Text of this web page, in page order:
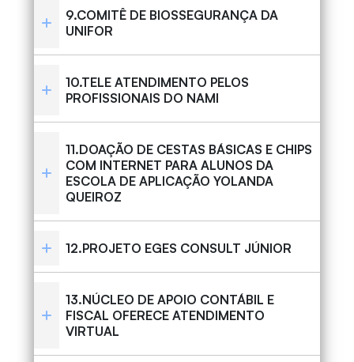
9.COMITÊ DE BIOSSEGURANÇA DA
UNIFOR
10.TELE ATENDIMENTO PELOS
PROFISSIONAIS DO NAMI
11.DOAÇÃO DE CESTAS BÁSICAS E CHIPS
COM INTERNET PARA ALUNOS DA
ESCOLA DE APLICAÇÃO YOLANDA
QUEIROZ
12.PROJETO EGES CONSULT JÚNIOR
13.NÚCLEO DE APOIO CONTÁBIL E
FISCAL OFERECE ATENDIMENTO
VIRTUAL